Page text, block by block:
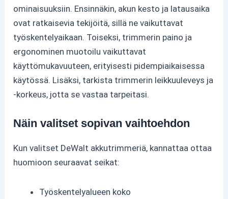
ominaisuuksiin. Ensinnäkin, akun kesto ja latausaika
ovat ratkaisevia tekijöitä, sillä ne vaikuttavat
työskentelyaikaan. Toiseksi, trimmerin paino ja
ergonominen muotoilu vaikuttavat
käyttömukavuuteen, erityisesti pidempiaikaisessa
käytössä. Lisäksi, tarkista trimmerin leikkuuleveys ja
-korkeus, jotta se vastaa tarpeitasi.
Näin valitset sopivan vaihtoehdon
Kun valitset DeWalt akkutrimmeriä, kannattaa ottaa
huomioon seuraavat seikat:
Työskentelyalueen koko